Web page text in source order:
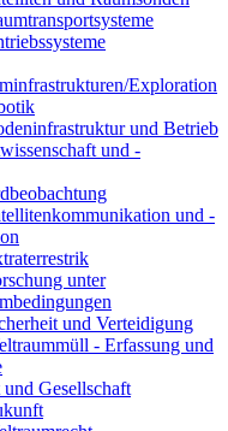
Exploration
und Betrieb
und -
und -
unter
und Verteidigung
- Erfassung und
Gesellschaft